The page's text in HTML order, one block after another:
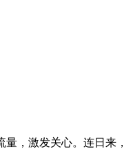
，激发关心。连日来，